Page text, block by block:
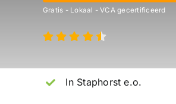
Gratis - Lokaal - VCA gecertificeerd
In Staphorst e.o.